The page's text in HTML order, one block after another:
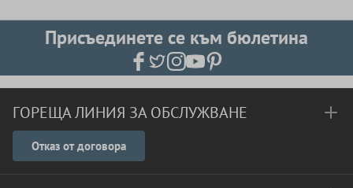
Присъединете се към бюлетина
ГОРЕЩА ЛИНИЯ ЗА ОБСЛУЖВАНЕ
Отказ от договора